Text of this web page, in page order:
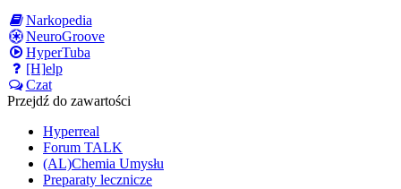
Narkopedia
NeuroGroove
HyperTuba
[H]elp
Czat
Przejdź do zawartości
Hyperreal
Forum TALK
(AL)Chemia Umysłu
Preparaty lecznicze